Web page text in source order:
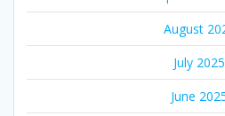
August
July 2025
June